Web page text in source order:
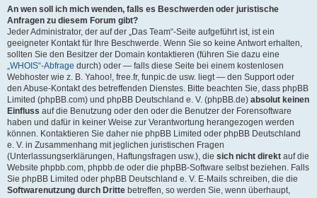
An wen soll ich mich wenden, falls es Beschwerden oder juristische
Anfragen zu diesem Forum gibt?
Jeder Administrator, der auf der „Das Team“-Seite aufgeführt ist, ist ein
geeigneter Kontakt für Ihre Beschwerde. Wenn Sie so keine Antwort erhalten,
sollten Sie den Besitzer der Domain kontaktieren (führen Sie dazu eine
„WHOIS“-Abfrage durch) oder — falls diese Seite bei einem kostenlosen
Webhoster wie z. B. Yahoo!, free.fr, funpic.de usw. liegt — den Support oder
den Abuse-Kontakt des betreffenden Dienstes. Bitte beachten Sie, dass phpBB
Limited (phpBB.com) und phpBB Deutschland e. V. (phpBB.de) absolut keinen
Einfluss auf die Benutzung oder den oder die Benutzer der Forensoftware
haben und dafür in keiner Weise zur Verantwortung herangezogen werden
können. Kontaktieren Sie daher nie phpBB Limited oder phpBB Deutschland
e. V. in Zusammenhang mit jeglichen juristischen Fragen
(Unterlassungserklärungen, Haftungsfragen usw.), die sich nicht direkt auf die
Website phpbb.com, phpbb.de oder die phpBB-Software selbst beziehen. Falls
Sie phpBB Limited oder phpBB Deutschland e. V. E-Mails schreiben, die die
Softwarenutzung durch Dritte betreffen, so werden Sie, wenn überhaupt,